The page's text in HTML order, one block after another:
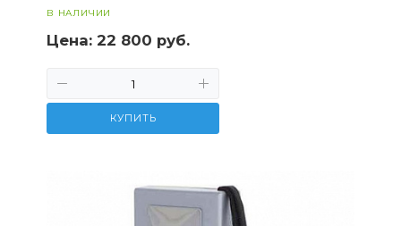
В НАЛИЧИИ
Цена: 22 800 руб.
КУПИТЬ